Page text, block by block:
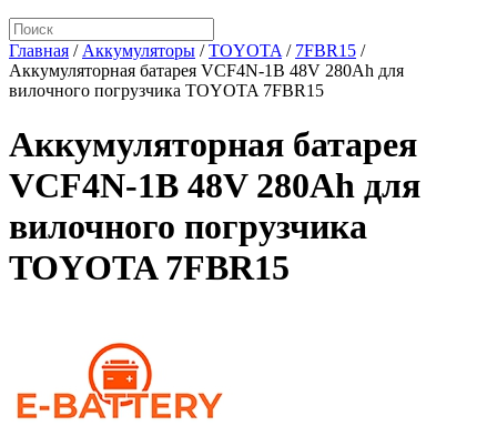
Главная / Аккумуляторы /TOYOTA / 7FBR15 /
Аккумуляторная батарея VCF4N-1B 48V 280Ah для
вилочного погрузчика TOYOTA 7FBR15
Аккумуляторная батарея
VCF4N-1B 48V 280Ah для
вилочного погрузчика
TOYOTA 7FBR15